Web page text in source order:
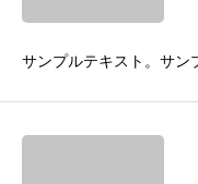
サンプルテキスト。サン